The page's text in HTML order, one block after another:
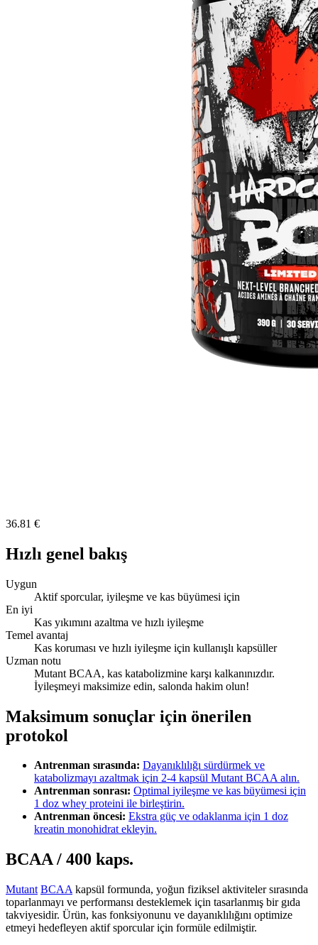
36.81 €
Hızlı genel bakış
Uygun
Aktif sporcular, iyileşme ve kas büyümesi için
En iyi
Kas yıkımını azaltma ve hızlı iyileşme
Temel avantaj
Kas koruması ve hızlı iyileşme için kullanışlı kapsüller
Uzman notu
Mutant BCAA, kas katabolizmine karşı kalkanınızdır.
İyileşmeyi maksimize edin, salonda hakim olun!
Maksimum sonuçlar için önerilen
protokol
Antrenman sırasında: Dayanıklılığı sürdürmek ve
katabolizmayı azaltmak için 2-4 kapsül Mutant BCAA alın.
Antrenman sonrası: Optimal iyileşme ve kas büyümesi için
1 doz whey proteini ile birleştirin.
Antrenman öncesi: Ekstra güç ve odaklanma için 1 doz
kreatin monohidrat ekleyin.
BCAA / 400 kaps.
Mutant BCAA kapsül formunda, yoğun fiziksel aktiviteler sırasında
toparlanmayı ve performansı desteklemek için tasarlanmış bir gıda
takviyesidir. Ürün, kas fonksiyonunu ve dayanıklılığını optimize
etmeyi hedefleyen aktif sporcular için formüle edilmiştir.